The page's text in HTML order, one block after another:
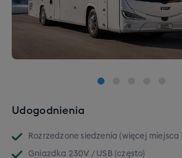
Udogodnienia
Rozrzedzone siedzenia (więcej miejsca
Gniazdka 230V / USB (często)